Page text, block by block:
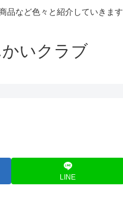
品など色々と紹介していきます
いクラブ
LINE